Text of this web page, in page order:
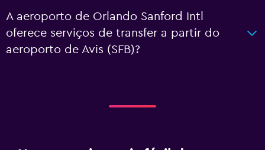
A aeroporto de Orlando Sanford Intl
oferece serviços de transfer a partir do
aeroporto de Avis (SFB)?